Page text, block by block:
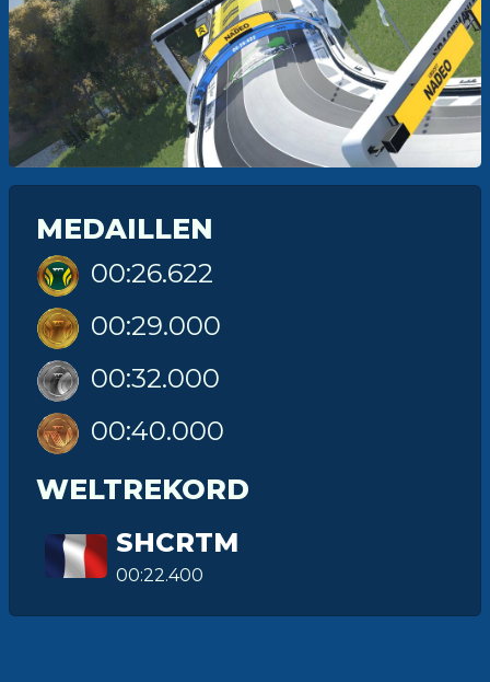
MEDAILLEN
00:26.622
00:29.000
00:32.000
00:40.000
WELTREKORD
SHCRTM
00:22.400